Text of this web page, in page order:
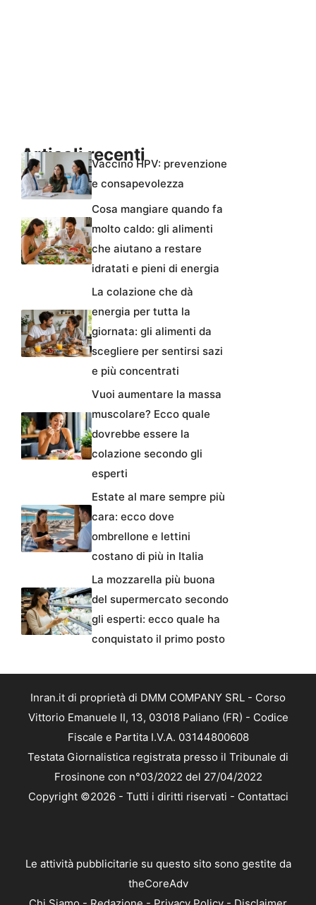
Articoli recentiVaccino HPV: prevenzione
e consapevolezza
Cosa mangiare quando fa
molto caldo: gli alimenti
che aiutano a restare
idratati e pieni di energia
La colazione che dà
energia per tutta la
giornata: gli alimenti da
scegliere per sentirsi sazi
e più concentrati
Vuoi aumentare la massa
muscolare? Ecco quale
dovrebbe essere la
colazione secondo gli
esperti
Estate al mare sempre più
cara: ecco dove
ombrellone e lettini
costano di più in Italia
La mozzarella più buona
del supermercato secondo
gli esperti: ecco quale ha
conquistato il primo posto
Inran.it di proprietà di DMM COMPANY SRL - Corso
Vittorio Emanuele II, 13, 03018 Paliano (FR) - Codice
Fiscale e Partita I.V.A. 03144800608
Testata Giornalistica registrata presso il Tribunale di
Frosinone con n°03/2022 del 27/04/2022
Copyright ©2026 - Tutti i diritti riservati - Contattaci
Le attività pubblicitarie su questo sito sono gestite da
theCoreAdv